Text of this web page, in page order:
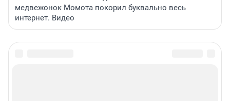
медвежонок Момота покорил буквально весь
интернет. Видео